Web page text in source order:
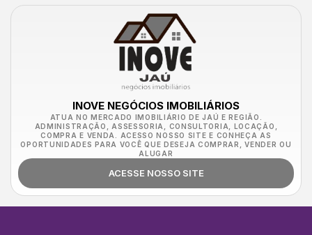
INOVE NEGÓCIOS IMOBILIÁRIOS
ATUA NO MERCADO IMOBILIÁRIO DE JAÚ E REGIÃO.
ADMINISTRAÇÃO, ASSESSORIA, CONSULTORIA, LOCAÇÃO,
COMPRA E VENDA. ACESSO NOSSO SITE E CONHEÇA AS
OPORTUNIDADES PARA VOCÊ QUE DESEJA COMPRAR, VENDER OU
ALUGAR
ACESSE NOSSO SITE